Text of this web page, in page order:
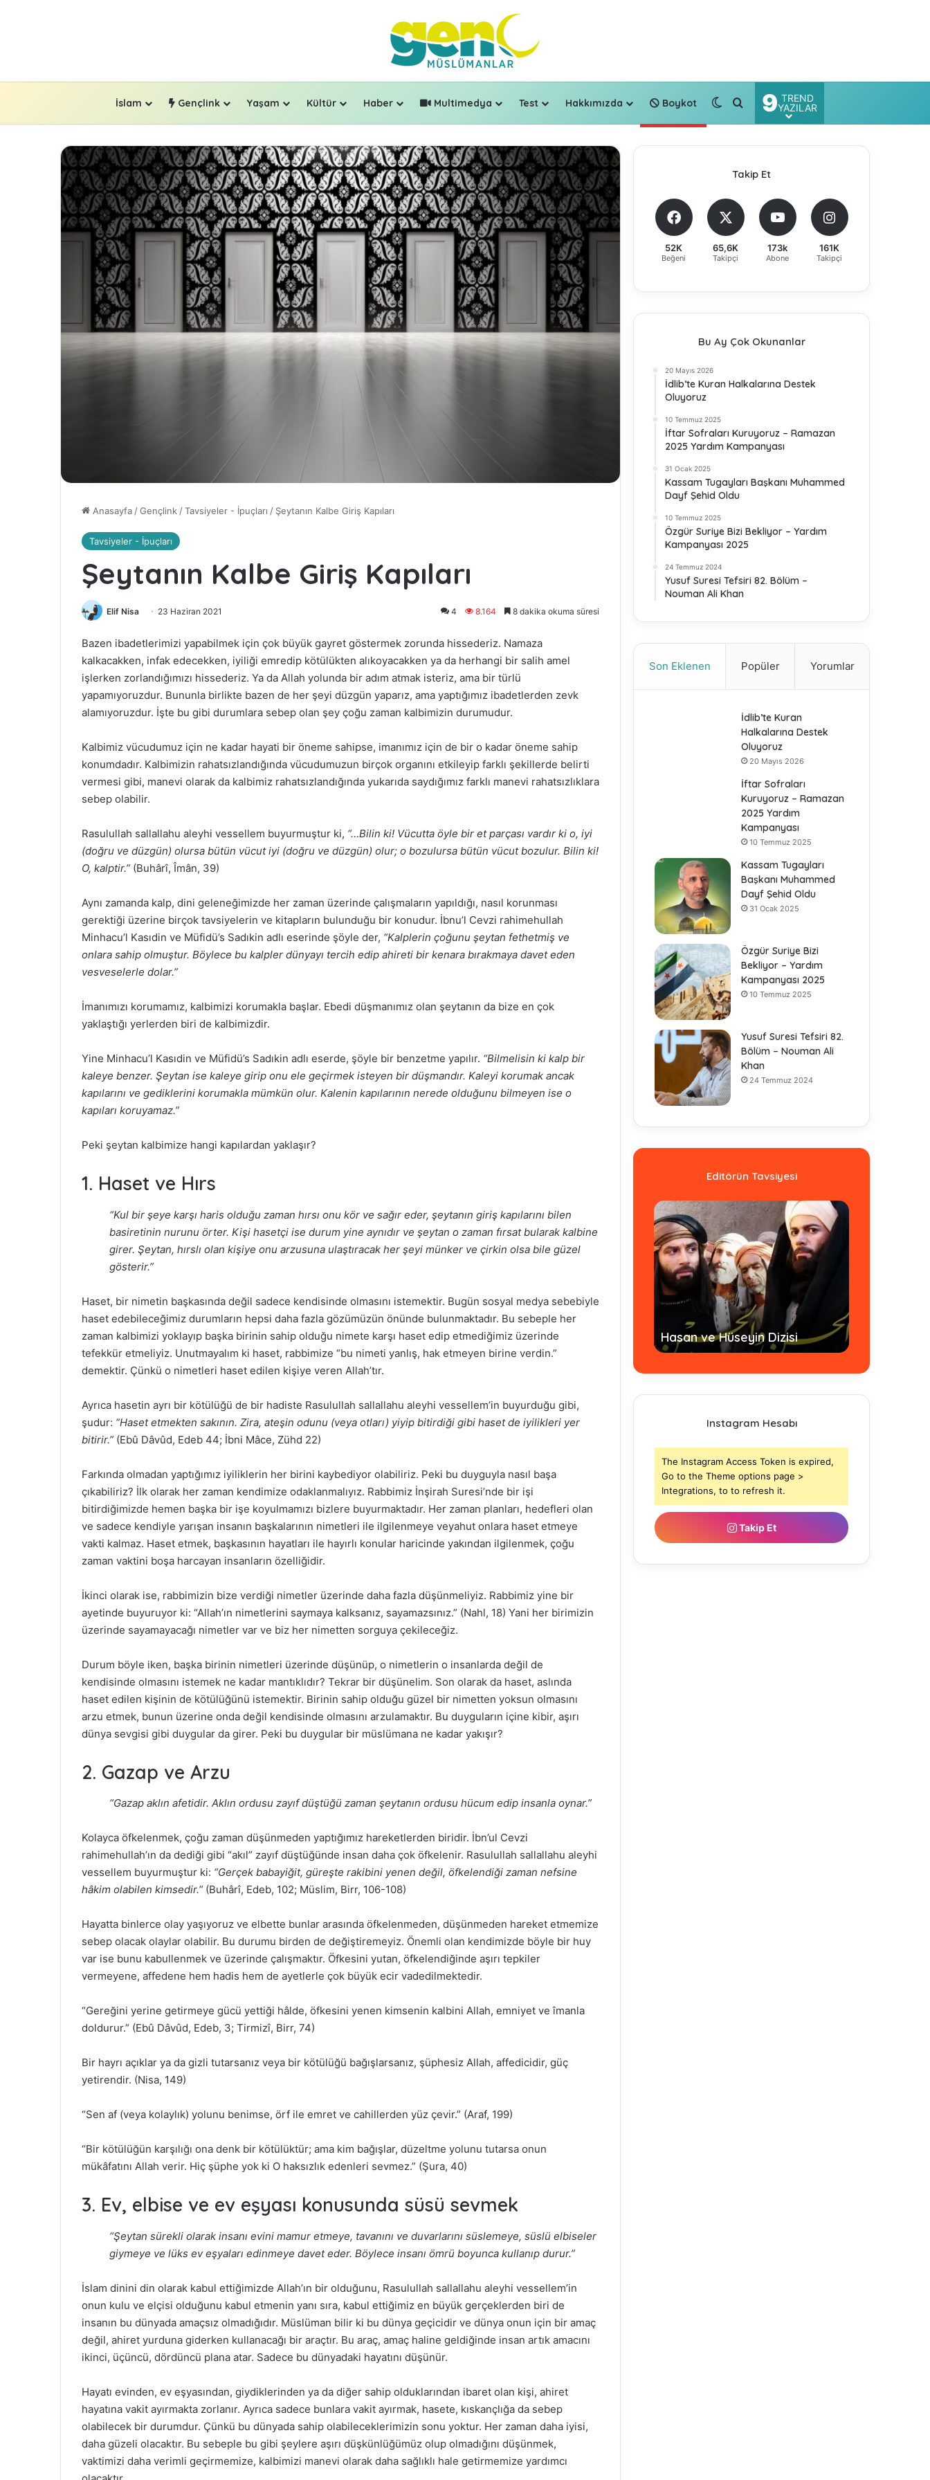
İslam Gençlink Yaşam Kültür Haber Multimedya Test Hakkımızda Boykot Dış görünümü değiştir
Arama yap ...
9 TREND
YAZILAR
Anasayfa /Gençlink /Tavsiyeler - İpuçları / Şeytanın Kalbe Giriş Kapıları
Tavsiyeler - İpuçları
Şeytanın Kalbe Giriş Kapıları
Elif Nisa 23 Haziran 2021 4 8.164 8 dakika okuma süresi
Bazen ibadetlerimizi yapabilmek için çok büyük gayret göstermek zorunda hissederiz. Namaza
kalkacakken, infak edecekken, iyiliği emredip kötülükten alıkoyacakken ya da herhangi bir salih amel
işlerken zorlandığımızı hissederiz. Ya da Allah yolunda bir adım atmak isteriz, ama bir türlü
yapamıyoruzdur. Bununla birlikte bazen de her şeyi düzgün yaparız, ama yaptığımız ibadetlerden zevk
alamıyoruzdur. İşte bu gibi durumlara sebep olan şey çoğu zaman kalbimizin durumudur.
Kalbimiz vücudumuz için ne kadar hayati bir öneme sahipse, imanımız için de bir o kadar öneme sahip
konumdadır. Kalbimizin rahatsızlandığında vücudumuzun birçok organını etkileyip farklı şekillerde belirti
vermesi gibi, manevi olarak da kalbimiz rahatsızlandığında yukarıda saydığımız farklı manevi rahatsızlıklara
sebep olabilir.
Rasulullah sallallahu aleyhi vessellem buyurmuştur ki, “…Bilin ki! Vücutta öyle bir et parçası vardır ki o, iyi
(doğru ve düzgün) olursa bütün vücut iyi (doğru ve düzgün) olur; o bozulursa bütün vücut bozulur. Bilin ki!
O, kalptir.” (Buhârî, Îmân, 39)
Aynı zamanda kalp, dini geleneğimizde her zaman üzerinde çalışmaların yapıldığı, nasıl korunması
gerektiği üzerine birçok tavsiyelerin ve kitapların bulunduğu bir konudur. İbnu’l Cevzi rahimehullah
Minhacu’l Kasıdin ve Müfidü’s Sadıkin adlı eserinde şöyle der, “Kalplerin çoğunu şeytan fethetmiş ve
onlara sahip olmuştur. Böylece bu kalpler dünyayı tercih edip ahireti bir kenara bırakmaya davet eden
vesveselerle dolar.”
İmanımızı korumamız, kalbimizi korumakla başlar. Ebedi düşmanımız olan şeytanın da bize en çok
yaklaştığı yerlerden biri de kalbimizdir.
Yine Minhacu’l Kasıdin ve Müfidü’s Sadıkin adlı eserde, şöyle bir benzetme yapılır. “Bilmelisin ki kalp bir
kaleye benzer. Şeytan ise kaleye girip onu ele geçirmek isteyen bir düşmandır. Kaleyi korumak ancak
kapılarını ve gediklerini korumakla mümkün olur. Kalenin kapılarının nerede olduğunu bilmeyen ise o
kapıları koruyamaz.”
Peki şeytan kalbimize hangi kapılardan yaklaşır?
1. Haset ve Hırs
“Kul bir şeye karşı haris olduğu zaman hırsı onu kör ve sağır eder, şeytanın giriş kapılarını bilen
basiretinin nurunu örter. Kişi hasetçi ise durum yine aynıdır ve şeytan o zaman fırsat bularak kalbine
girer. Şeytan, hırslı olan kişiye onu arzusuna ulaştıracak her şeyi münker ve çirkin olsa bile güzel
gösterir.”
Haset, bir nimetin başkasında değil sadece kendisinde olmasını istemektir. Bugün sosyal medya sebebiyle
haset edebileceğimiz durumların hepsi daha fazla gözümüzün önünde bulunmaktadır. Bu sebeple her
zaman kalbimizi yoklayıp başka birinin sahip olduğu nimete karşı haset edip etmediğimiz üzerinde
tefekkür etmeliyiz. Unutmayalım ki haset, rabbimize “bu nimeti yanlış, hak etmeyen birine verdin.”
demektir. Çünkü o nimetleri haset edilen kişiye veren Allah’tır.
Ayrıca hasetin ayrı bir kötülüğü de bir hadiste Rasulullah sallallahu aleyhi vessellem’in buyurduğu gibi,
şudur: “Haset etmekten sakının. Zira, ateşin odunu (veya otları) yiyip bitirdiği gibi haset de iyilikleri yer
bitirir.” (Ebû Dâvûd, Edeb 44; İbni Mâce, Zühd 22)
Farkında olmadan yaptığımız iyiliklerin her birini kaybediyor olabiliriz. Peki bu duyguyla nasıl başa
çıkabiliriz? İlk olarak her zaman kendimize odaklanmalıyız. Rabbimiz İnşirah Suresi’nde bir işi
bitirdiğimizde hemen başka bir işe koyulmamızı bizlere buyurmaktadır. Her zaman planları, hedefleri olan
ve sadece kendiyle yarışan insanın başkalarının nimetleri ile ilgilenmeye veyahut onlara haset etmeye
vakti kalmaz. Haset etmek, başkasının hayatları ile hayırlı konular haricinde yakından ilgilenmek, çoğu
zaman vaktini boşa harcayan insanların özelliğidir.
İkinci olarak ise, rabbimizin bize verdiği nimetler üzerinde daha fazla düşünmeliyiz. Rabbimiz yine bir
ayetinde buyuruyor ki: “Allah’ın nimetlerini saymaya kalksanız, sayamazsınız.” (Nahl, 18) Yani her birimizin
üzerinde sayamayacağı nimetler var ve biz her nimetten sorguya çekileceğiz.
Durum böyle iken, başka birinin nimetleri üzerinde düşünüp, o nimetlerin o insanlarda değil de
kendisinde olmasını istemek ne kadar mantıklıdır? Tekrar bir düşünelim. Son olarak da haset, aslında
haset edilen kişinin de kötülüğünü istemektir. Birinin sahip olduğu güzel bir nimetten yoksun olmasını
arzu etmek, bunun üzerine onda değil kendisinde olmasını arzulamaktır. Bu duyguların içine kibir, aşırı
dünya sevgisi gibi duygular da girer. Peki bu duygular bir müslümana ne kadar yakışır?
2. Gazap ve Arzu
“Gazap aklın afetidir. Aklın ordusu zayıf düştüğü zaman şeytanın ordusu hücum edip insanla oynar.”
Kolayca öfkelenmek, çoğu zaman düşünmeden yaptığımız hareketlerden biridir. İbn’ul Cevzi
rahimehullah’ın da dediği gibi “akıl” zayıf düştüğünde insan daha çok öfkelenir. Rasulullah sallallahu aleyhi
vessellem buyurmuştur ki: “Gerçek babayiğit, güreşte rakibini yenen değil, öfkelendiği zaman nefsine
hâkim olabilen kimsedir.” (Buhârî, Edeb, 102; Müslim, Birr, 106-108)
Hayatta binlerce olay yaşıyoruz ve elbette bunlar arasında öfkelenmeden, düşünmeden hareket etmemize
sebep olacak olaylar olabilir. Bu durumu birden de değiştiremeyiz. Önemli olan kendimizde böyle bir huy
var ise bunu kabullenmek ve üzerinde çalışmaktır. Öfkesini yutan, öfkelendiğinde aşırı tepkiler
vermeyene, affedene hem hadis hem de ayetlerle çok büyük ecir vadedilmektedir.
“Gereğini yerine getirmeye gücü yettiği hâlde, öfkesini yenen kimsenin kalbini Allah, emniyet ve îmanla
doldurur.” (Ebû Dâvûd, Edeb, 3; Tirmizî, Birr, 74)
Bir hayrı açıklar ya da gizli tutarsanız veya bir kötülüğü bağışlarsanız, şüphesiz Allah, affedicidir, güç
yetirendir. (Nisa, 149)
“Sen af (veya kolaylık) yolunu benimse, örf ile emret ve cahillerden yüz çevir.” (Araf, 199)
“Bir kötülüğün karşılığı ona denk bir kötülüktür; ama kim bağışlar, düzeltme yolunu tutarsa onun
mükâfatını Allah verir. Hiç şüphe yok ki O haksızlık edenleri sevmez.” (Şura, 40)
3. Ev, elbise ve ev eşyası konusunda süsü sevmek
“Şeytan sürekli olarak insanı evini mamur etmeye, tavanını ve duvarlarını süslemeye, süslü elbiseler
giymeye ve lüks ev eşyaları edinmeye davet eder. Böylece insanı ömrü boyunca kullanıp durur.”
İslam dinini din olarak kabul ettiğimizde Allah’ın bir olduğunu, Rasulullah sallallahu aleyhi vessellem’in
onun kulu ve elçisi olduğunu kabul etmenin yanı sıra, kabul ettiğimiz en büyük gerçeklerden biri de
insanın bu dünyada amaçsız olmadığıdır. Müslüman bilir ki bu dünya geçicidir ve dünya onun için bir amaç
değil, ahiret yurduna giderken kullanacağı bir araçtır. Bu araç, amaç haline geldiğinde insan artık amacını
ikinci, üçüncü, dördüncü plana atar. Sadece bu dünyadaki hayatını düşünür.
Hayatı evinden, ev eşyasından, giydiklerinden ya da diğer sahip olduklarından ibaret olan kişi, ahiret
hayatına vakit ayırmakta zorlanır. Ayrıca sadece bunlara vakit ayırmak, hasete, kıskançlığa da sebep
olabilecek bir durumdur. Çünkü bu dünyada sahip olabileceklerimizin sonu yoktur. Her zaman daha iyisi,
daha güzeli olacaktır. Bu sebeple bu gibi şeylere aşırı düşkünlüğümüz olup olmadığını düşünmek,
vaktimizi daha verimli geçirmemize, kalbimizi manevi olarak daha sağlıklı hale getirmemize yardımcı
Takip Et
52K
Beğeni
65,6K
Takipçi
173k
Abone
161K
Takipçi
Bu Ay Çok Okunanlar
20 Mayıs 2026
İdlib’te Kuran Halkalarına Destek
Oluyoruz
10 Temmuz 2025
İftar Sofraları Kuruyoruz – Ramazan
2025 Yardım Kampanyası
31 Ocak 2025
Kassam Tugayları Başkanı Muhammed
Dayf Şehid Oldu
10 Temmuz 2025
Özgür Suriye Bizi Bekliyor – Yardım
Kampanyası 2025
24 Temmuz 2024
Yusuf Suresi Tefsiri 82. Bölüm –
Nouman Ali Khan
Son Eklenen Popüler Yorumlar
İdlib’te Kuran
Halkalarına Destek
Oluyoruz
20 Mayıs 2026
İftar Sofraları
Kuruyoruz – Ramazan
2025 Yardım
Kampanyası
10 Temmuz 2025
Kassam Tugayları
Başkanı Muhammed
Dayf Şehid Oldu
31 Ocak 2025
Özgür Suriye Bizi
Bekliyor – Yardım
Kampanyası 2025
10 Temmuz 2025
Yusuf Suresi Tefsiri 82.
Bölüm – Nouman Ali
Khan
24 Temmuz 2024
Editörün Tavsiyesi
Fasih Arapça ile Rap’i
buluşturan genç yetenek:
Abdou Salam
Bakara Suresi Tefsiri -
Nouman Ali Khan
Hasan ve Hüseyin Dizisi
Instagram Hesabı
The Instagram Access Token is expired,
Go to the Theme options page >
Integrations, to to refresh it.
Takip Et